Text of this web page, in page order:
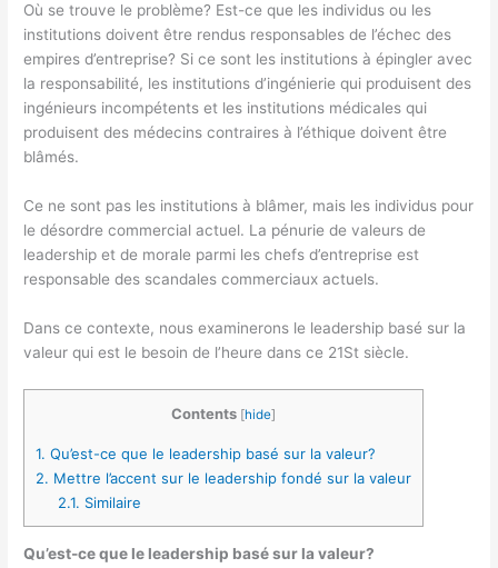
Où se trouve le problème? Est-ce que les individus ou les
institutions doivent être rendus responsables de l’échec des
empires d’entreprise? Si ce sont les institutions à épingler avec
la responsabilité, les institutions d’ingénierie qui produisent des
ingénieurs incompétents et les institutions médicales qui
produisent des médecins contraires à l’éthique doivent être
blâmés.
Ce ne sont pas les institutions à blâmer, mais les individus pour
le désordre commercial actuel. La pénurie de valeurs de
leadership et de morale parmi les chefs d’entreprise est
responsable des scandales commerciaux actuels.
Dans ce contexte, nous examinerons le leadership basé sur la
valeur qui est le besoin de l’heure dans ce 21St siècle.
Contents [hide]
1. Qu’est-ce que le leadership basé sur la valeur?
2. Mettre l’accent sur le leadership fondé sur la valeur
2.1. Similaire
Qu’est-ce que le leadership basé sur la valeur?